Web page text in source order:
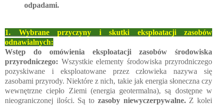
odpadami.
1. Wybrane przyczyny i skutki eksploatacji zasobów
odnawialnych:
Wstęp do omówienia eksploatacji zasobów środowiska
przyrodniczego: Wszystkie elementy środowiska przyrodniczego
pozyskiwane i eksploatowane przez człowieka nazywa się
zasobami przyrody. Niektóre z nich, takie jak energia słoneczna czy
wewnętrzne ciepło Ziemi (energia geotermalna), są dostępne w
nieograniczonej ilości. Są to zasoby niewyczerpywalne. Z kolei